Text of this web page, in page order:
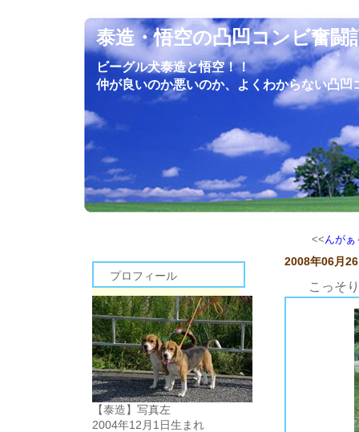
泰造・悟空の凸凹コンビ奮闘
ビーグル犬泰造と悟空！！
仲が良いのか悪いのか、よくわからない凸凹
プロフィール
【泰造】写真左
2004年12月1日生まれ
<<んがぁ
2008年06月
こっそ